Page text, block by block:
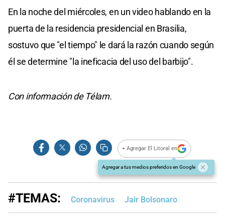
En la noche del miércoles, en un video hablando en la
puerta de la residencia presidencial en Brasilia,
sostuvo que "el tiempo" le dará la razón cuando según
él se determine "la ineficacia del uso del barbijo".
Con información de Télam.
+ Agregar El Litoral en
Agregar a tus medios preferidos en Google
#TEMAS: Coronavirus Jair Bolsonaro